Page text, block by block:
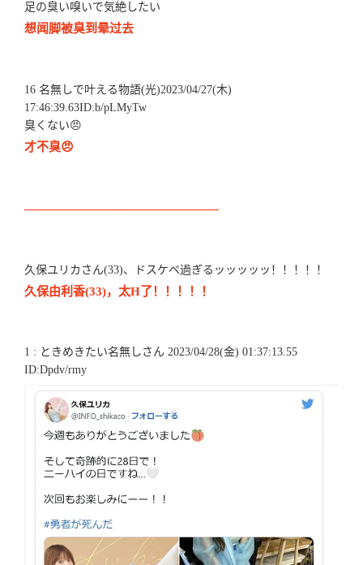
足の臭い嗅いで気絶したい
想闻脚被臭到晕过去
16 名無しで叶える物語(光)2023/04/27(木)
17:46:39.63ID:b/pLMyTw
臭くない😠
才不臭😠
————————————————
久保ユリカさん(33)、ドスケベ過ぎるッッッッッ！！！！！
久保由利香(33)，太H了！！！！！
1 : ときめきたい名無しさん 2023/04/28(金) 01:37:13.55
ID:Dpdv/rmy